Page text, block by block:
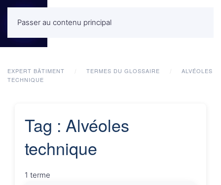
Passer au contenu principalMENU
EXPERT BÂTIMENT TERMES DU GLOSSAIRE
ALVÉOLES
TECHNIQUE
Tag : Alvéoles
technique
1 terme